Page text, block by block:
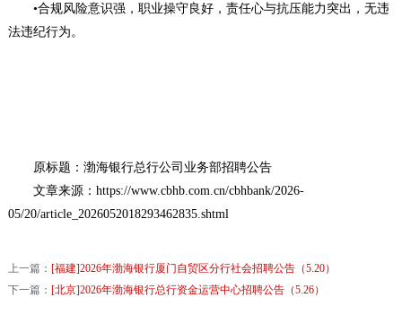
•合规风险意识强，职业操守良好，责任心与抗压能力突出，无违
法违纪行为。
原标题：渤海银行总行公司业务部招聘公告
文章来源：https://www.cbhb.com.cn/cbhbank/2026-
05/20/article_2026052018293462835.shtml
上一篇： [福建]2026年渤海银行厦门自贸区分行社会招聘公告（5.20）
下一篇： [北京]2026年渤海银行总行资金运营中心招聘公告（5.26）